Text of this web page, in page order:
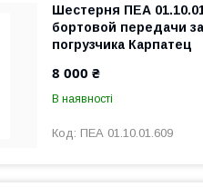
Шестерня ПЕА
бортовой передачи
погрузчика Карпатец
8 000 ₴
В наявності
ПЕА 01.10.01.609